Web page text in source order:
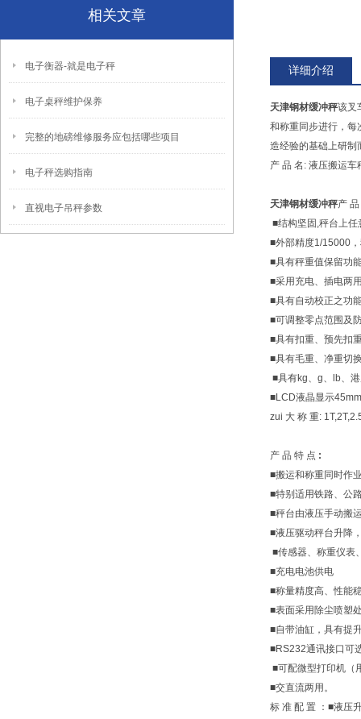
相关文章
电子衡器-就是电子秤
电子桌秤维护保养
完整的地磅维修服务应包括哪些项目
电子秤选购指南
直视电子吊秤参数
详细介绍
天津钢材缓冲秤该叉
和称重同步进行，每
造经验的基础上研制
产 品 名: 液压搬运车
天津钢材缓冲秤产
■结构坚固,秤台上
■外部精度1/15000
■具有秤重值保留功
■采用充电、插电两
■具有自动校正之功
■可调整零点范围及
■具有扣重、预先扣
■具有毛重、净重切
■具有kg、g、lb、
■LCD液晶显示
zui 大 称 重:
产 品 特 点 :
■搬运和称重同时作
■特别适用铁路、公
■秤台由液压手动搬
■液压驱动秤台升降
■传感器、称重仪表
■充电电池供电
■称量精度高、性能
■表面采用除尘喷塑
■自带油缸，具有提
■RS232通讯接口可
■可配微型打印机（
■交直流两用。
标 准 配 置 ：■液压